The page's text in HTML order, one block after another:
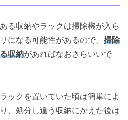
る収納やラックは掃除機が入ら
になる可能性があるので、 掃除
収納があればなおさらいいで
ックを置いていた頃は簡単によ
、処分し違う収納にかえた後は